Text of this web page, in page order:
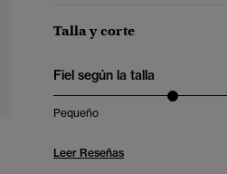
Talla y corte
Fiel según la talla
Pequeño
Leer Reseñas